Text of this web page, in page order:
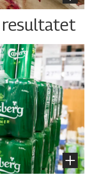
resultatet